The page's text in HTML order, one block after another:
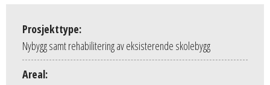
Prosjekttype:
Nybygg samt rehabilitering av eksisterende skolebygg
Areal: